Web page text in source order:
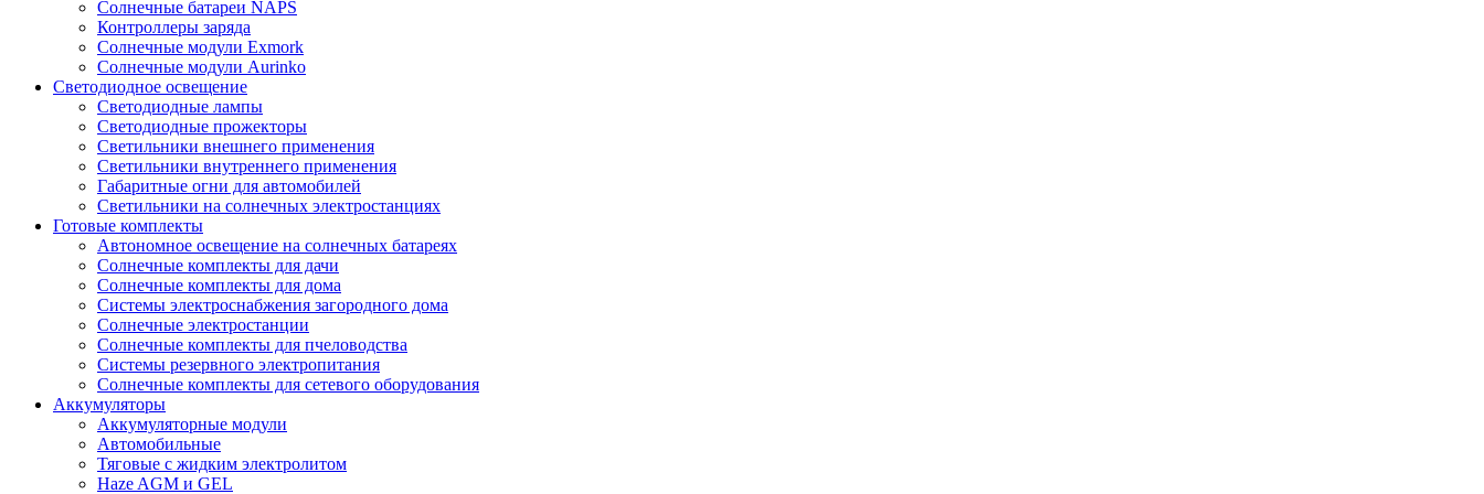
Солнечные батареи NAPS
Контроллеры заряда
Солнечные модули Exmork
Солнечные модули Aurinko
Светодиодное освещение
Светодиодные лампы
Светодиодные прожекторы
Светильники внешнего применения
Светильники внутреннего применения
Габаритные огни для автомобилей
Светильники на солнечных электростанциях
Готовые комплекты
Автономное освещение на солнечных батареях
Солнечные комплекты для дачи
Солнечные комплекты для дома
Системы электроснабжения загородного дома
Cолнечные электростанции
Солнечные комплекты для пчеловодства
Системы резервного электропитания
Солнечные комплекты для сетевого оборудования
Аккумуляторы
Аккумуляторные модули
Автомобильные
Тяговые с жидким электролитом
Haze AGM и GEL